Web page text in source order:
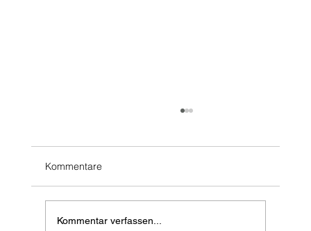
Kommentare
Kommentar verfassen...